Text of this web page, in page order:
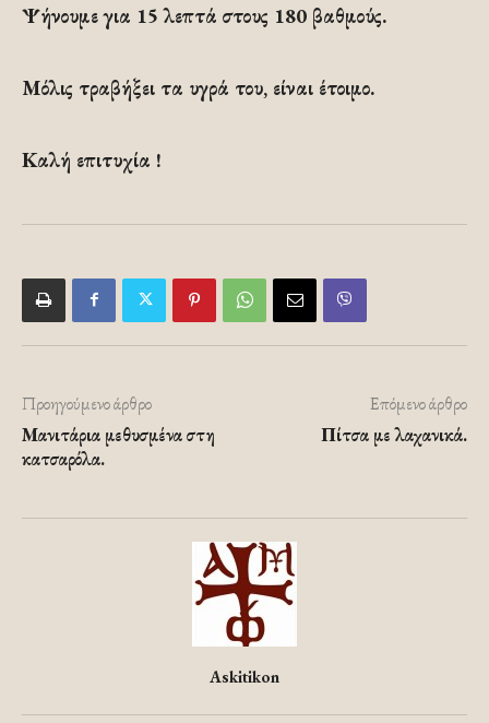
Ψήνουμε για 15 λεπτά στους 180 βαθμούς.
Μόλις τραβήξει τα υγρά του, είναι έτοιμο.
Καλή επιτυχία !
Προηγούμενο άρθρο
Μανιτάρια μεθυσμένα στη
κατσαρόλα.
Επόμενο άρθρο
Πίτσα με λαχανικά.
Askitikon